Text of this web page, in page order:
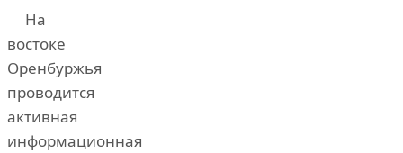
На
востоке
Оренбуржья
проводится
активная
информационная